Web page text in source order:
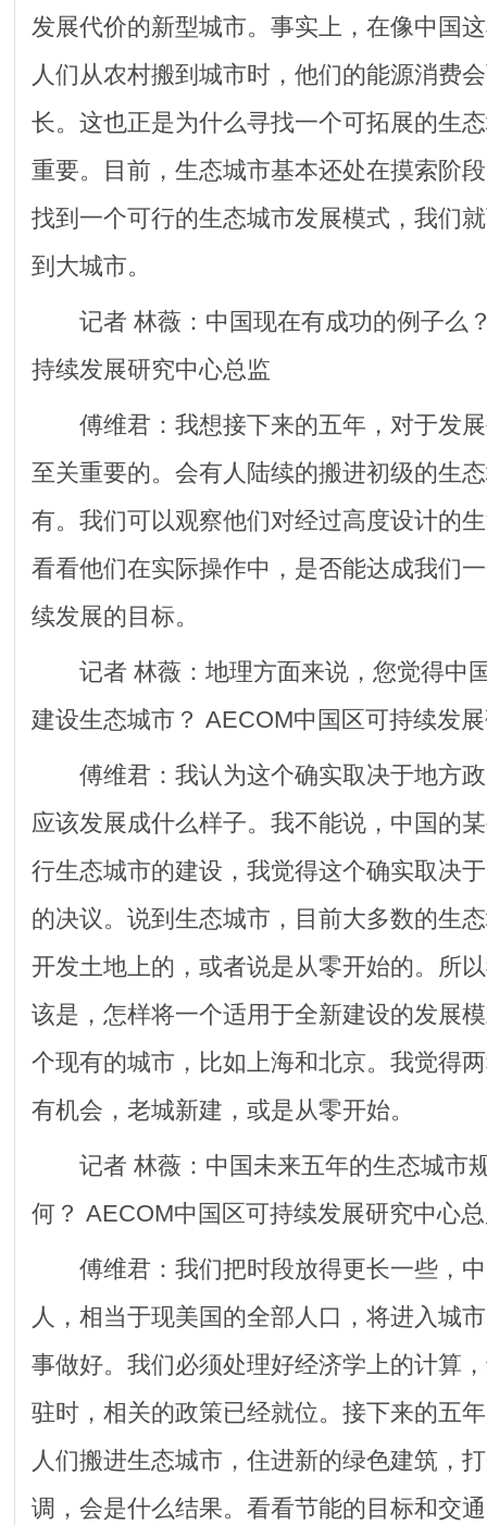
发展代价的新型城市。事实上，在像中国
人们从农村搬到城市时，他们的能源消费
长。这也正是为什么寻找一个可拓展的生
重要。目前，生态城市基本还处在摸索阶
找到一个可行的生态城市发展模式，我们
到大城市。
记者 林薇：中国现在有成功的例子么
持续发展研究中心总监
傅维君：我想接下来的五年，对于发展
至关重要的。会有人陆续的搬进初级的生
有。我们可以观察他们对经过高度设计的
看看他们在实际操作中，是否能达成我们
续发展的目标。
记者 林薇：地理方面来说，您觉得中
建设生态城市？ AECOM中国区可持续发
傅维君：我认为这个确实取决于地方政
应该发展成什么样子。我不能说，中国的
行生态城市的建设，我觉得这个确实取决
的决议。说到生态城市，目前大多数的生
开发土地上的，或者说是从零开始的。所
该是，怎样将一个适用于全新建设的发展
个现有的城市，比如上海和北京。我觉得
有机会，老城新建，或是从零开始。
记者 林薇：中国未来五年的生态城市
何？ AECOM中国区可持续发展研究中心
傅维君：我们把时段放得更长一些，中
人，相当于现美国的全部人口，将进入城
事做好。我们必须处理好经济学上的计算
驻时，相关的政策已经就位。接下来的五
人们搬进生态城市，住进新的绿色建筑，
调，会是什么结果。看看节能的目标和交